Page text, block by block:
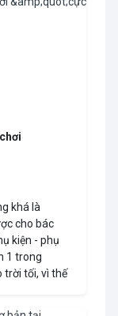
khá là
cho bác
kiện - phụ
1 trong
trời tối, vì thế